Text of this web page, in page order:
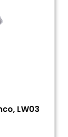
LW03